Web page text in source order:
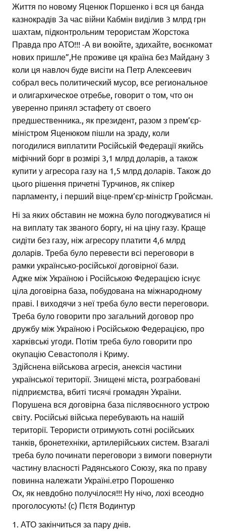
Життя по новому Яценюк Поршенко і вся ця банда
казнокрадів За час війни Кабмін виділив 3 млрд грн
шахтам, підконтрольним терористам Жорстока
Правда про АТО!!! -А ви воюйте, здихайте, воєнкомат
нових пришле”,Не проживе ця країна без Майдану 3
коли ця навлоч буде висіти на Петр Алексеевич
собрал весь политический мусор, все региональное
и олигархическое отребье, говорит о том, что он
уверенно принял эстафету от своего
предшественника., як президент, разом з прем’єр-
міністром Яценюком пішли на зраду, коли
погодилися виплатити Російській Федерації якийсь
міфічний борг в розмірі 3,1 млрд доларів, а також
купити у агресора газу на 1,5 млрд доларів. Також до
цього рішення причетні Турчинов, як спікер
парламенту, і перший віце-прем’єр-міністр Гройсман.
Ні за яких обставин не можна було погоджуватися ні
на виплату так званого боргу, ні на ціну газу. Краще
сидіти без газу, ніж агресору платити 4,6 млрд
доларів. Треба було перевести всі переговори в
рамки українсько-російської договірної бази.
Адже між Україною і Російською Федерацією існує
ціла договірна база, побудована на міжнародному
праві. І виходячи з неї треба було вести переговори.
Треба було говорити про загальний договор про
дружбу між Україною і Російською Федерацією, про
харківські угоди. Потім треба було говорити про
окупацію Севастополя і Криму.
Здійснена військова агресія, анексія частини
української території. Знищені міста, розграбовані
підприємства, вбиті тисячі громадян України.
Порушена вся договірна база післявоєнного устрою
світу. Російські війська перебувають на нашій
території. Терористи отримують сотні російських
танків, бронетехніки, артилерійських систем. Взагалі
треба було починати переговори з вимоги повернути
частину власності Радянського Союзу, яка по праву
повинна належати Україні.етро Порошенко
Ох, як невдобно получілося!!! Ну нічо, лохі всеодно
проголосують! (с) Пєтя Водинтур
1. АТО закінчиться за пару днів.